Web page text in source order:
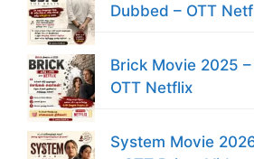
Dubbed – OTT
Brick Movie 2025
OTT Netflix
System Movie